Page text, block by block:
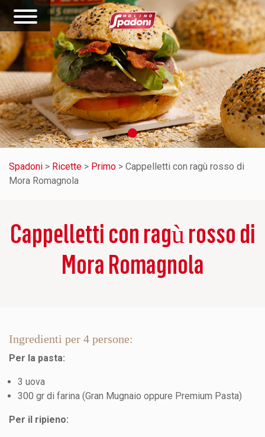
Spadoni > Ricette > Primo > Cappelletti con ragù rosso di
Mora Romagnola
Cappelletti con ragù rosso di
Mora Romagnola
Ingredienti per 4 persone:
Per la pasta:
3 uova
300 gr di farina (Gran Mugnaio oppure Premium Pasta)
Per il ripieno: